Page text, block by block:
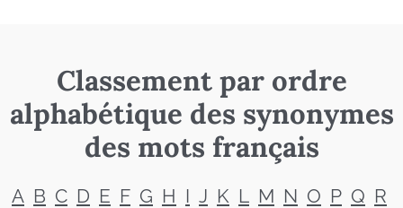
Classement par ordre
alphabétique des synonymes
des mots français
A B C D E F G H I J K L M N O P Q R